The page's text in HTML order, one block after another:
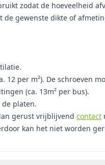
zodat de hoeveelheid
de gewenste dikte of
per m²). De schroeven
(ca. 13m² per bus).
platen.
gerust vrijblijvend contact
kan het niet worden